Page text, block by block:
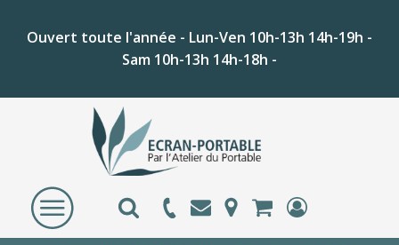
Ouvert toute l'année - Lun-Ven 10h-13h 14h-19h -
Sam 10h-13h 14h-18h -